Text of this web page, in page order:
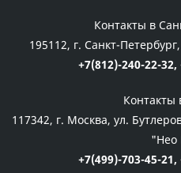
Контакты в
195112, г. Санкт-
+7(812)-240-22-32,
Контакты
117342, г. Москва, ул.
"Нео
+7(499)-703-45-21,